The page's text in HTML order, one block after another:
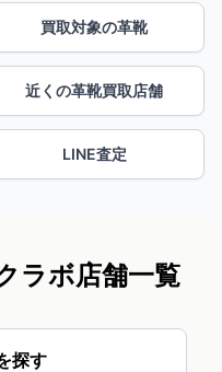
買取対象の革靴
近くの革靴買取店舗
LINE査定
ラボ店舗一覧
探す